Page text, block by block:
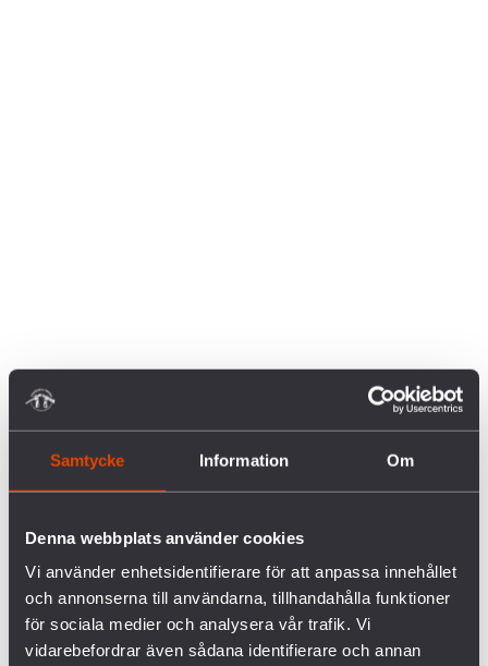
Samtycke Information Om
Denna webbplats använder cookies
Vi använder enhetsidentifierare för att anpassa innehållet
och annonserna till användarna, tillhandahålla funktioner
för sociala medier och analysera vår trafik. Vi
vidarebefordrar även sådana identifierare och annan